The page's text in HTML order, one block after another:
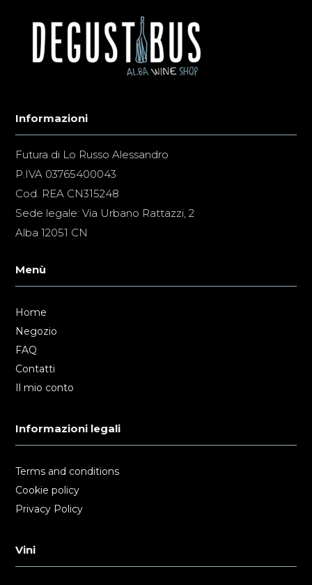
Informazioni
Futura di Lo Russo Alessandro
P.IVA 03765400043
Cod. REA CN315248
Sede legale: Via Urbano Rattazzi, 2
Alba 12051 CN
Menù
Home
Negozio
FAQ
Contatti
Il mio conto
Informazioni legali
Terms and conditions
Cookie policy
Privacy Policy
Vini